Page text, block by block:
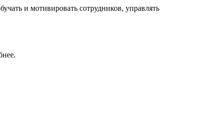
и мотивировать сотрудников, управлять